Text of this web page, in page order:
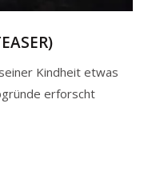
Kindheit etwas
erforscht